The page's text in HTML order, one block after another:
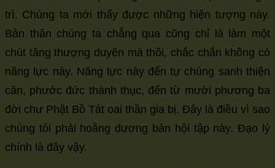
trì. Chúng ta mới thấy được những hiện tượng này.
Bản thân chúng ta chẳng qua cũng chỉ là làm một
chút tăng thượng duyên mà thôi, chắc chắn không có
năng lực này. Năng lực này đến tự chúng sanh thiện
căn, phước đức thành thục, đến từ mười phương ba
đời chư Phật Bồ Tát oai thần gia bị. Đây là điều vì sao
chúng tôi phải hoằng dương bản hội tập này. Đạo lý
chính là đây vậy.